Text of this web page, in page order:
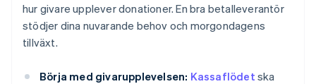
hur givare upplever donationer. En bra betalleverantör
stödjer dina nuvarande behov och morgondagens
tillväxt.
Börja med givarupplevelsen: Kassaflödet ska